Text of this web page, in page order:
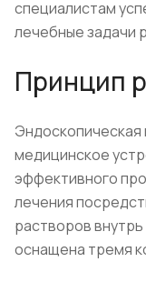
специалистам
лечебные задачи
Принцип
медицинское
эффективного
лечения
растворов
оснащена тремя